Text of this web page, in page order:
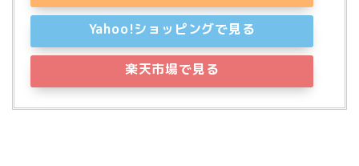
Yahoo!ショッピングで見る
楽天市場で見る